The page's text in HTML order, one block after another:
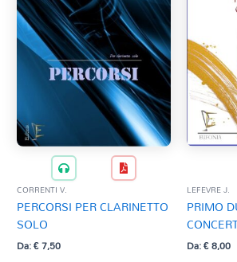
CORRENTI V.
PERCORSI PER CLARINETTO
SOLO
Da:€7,50
LEFEVRE J.
PRIMO
Da:€8,00